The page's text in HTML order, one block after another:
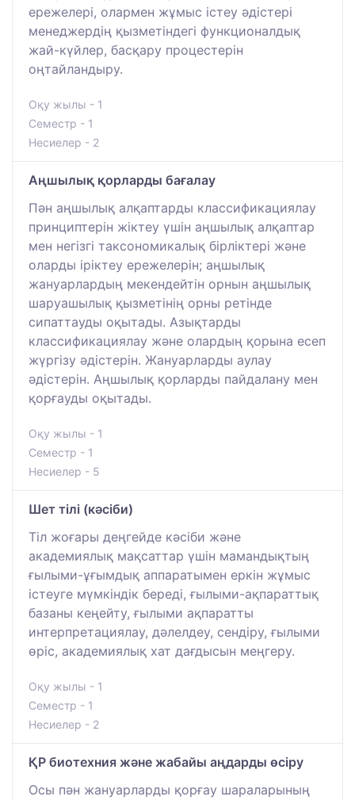
ережелері, олармен жұмыс істеу әдістері
менеджердің қызметіндегі функционалдық
жай-күйлер, басқару процестерін
оңтайландыру.
Оқу жылы - 1
Семестр - 1
Несиелер - 2
Аңшылық қорларды бағалау
Пән аңшылық алқаптарды классификациялау
принциптерін жіктеу үшін аңшылық алқаптар
мен негізгі таксономикалық бірліктері және
оларды іріктеу ережелерін; аңшылық
жануарлардың мекендейтін орнын аңшылық
шаруашылық қызметінің орны ретінде
сипаттауды оқытады. Азықтарды
классификациялау және олардың қорына есеп
жүргізу әдістерін. Жануарларды аулау
әдістерін. Аңшылық қорларды пайдалану мен
қорғауды оқытады.
Оқу жылы - 1
Семестр - 1
Несиелер - 5
Шет тілі (кәсіби)
Тіл жоғары деңгейде кәсіби және
академиялық мақсаттар үшін мамандықтың
ғылыми-ұғымдық аппаратымен еркін жұмыс
істеуге мүмкіндік береді, ғылыми-ақпараттық
базаны кеңейту, ғылыми ақпаратты
интерпретациялау, дәлелдеу, сендіру, ғылыми
өріс, академиялық хат дағдысын меңгеру.
Оқу жылы - 1
Семестр - 1
Несиелер - 2
ҚР биотехния және жабайы аңдарды өсіру
Осы пән жануарларды қорғау шараларының